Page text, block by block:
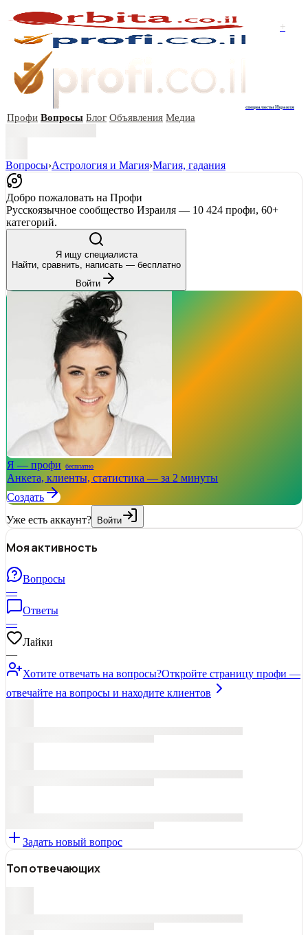
+
специалисты Израиля
Профи Вопросы Блог Объявления Медиа
Вопросы›Астрология и Магия›Магия, гадания
Добро пожаловать на Профи
Русскоязычное сообщество Израиля — 10 424 профи, 60+
категорий.
Я ищу специалиста
Найти, сравнить, написать — бесплатно
Войти
Я — профи бесплатно
Анкета, клиенты, статистика — за 2 минуты
Создать
Уже есть аккаунт? Войти
Моя активность
Вопросы
—
Ответы
—
Лайки
—
Хотите отвечать на вопросы?Откройте страницу профи —
отвечайте на вопросы и находите клиентов
Задать новый вопрос
Топ отвечающих